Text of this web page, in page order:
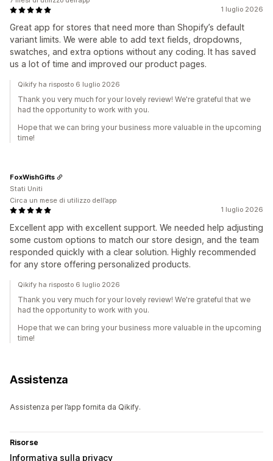
1 luglio 2026
Great app for stores that need more than Shopify’s default
variant limits. We were able to add text fields, dropdowns,
swatches, and extra options without any coding. It has saved
us a lot of time and improved our product pages.
Qikify ha risposto 6 luglio 2026
Thank you very much for your lovely review! We're grateful that we
had the opportunity to work with you.
Hope that we can bring your business more valuable in the upcoming
time!
1 luglio 2026
Excellent app with excellent support. We needed help adjusting
some custom options to match our store design, and the team
responded quickly with a clear solution. Highly recommended
for any store offering personalized products.
FoxWishGifts
Stati Uniti
Circa un mese di utilizzo dell’app
Qikify ha risposto 6 luglio 2026
Thank you very much for your lovely review! We're grateful that we
had the opportunity to work with you.
Hope that we can bring your business more valuable in the upcoming
time!
Assistenza
Assistenza per l’app fornita da Qikify.
Risorse
Informativa sulla privacy